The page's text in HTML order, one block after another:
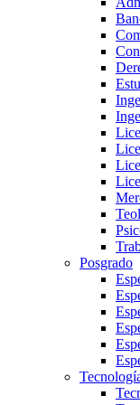
Posgrado